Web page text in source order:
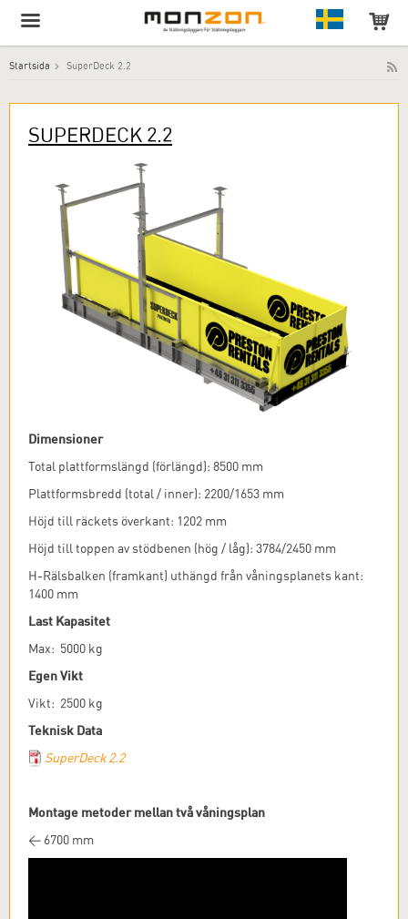
Startsida SuperDeck 2.2
SUPERDECK 2.2
Dimensioner
Total plattformslängd (förlängd): 8500 mm
Plattformsbredd (total / inner): 2200/1653 mm
Höjd till räckets överkant: 1202 mm
Höjd till toppen av stödbenen (hög / låg): 3784/2450 mm
H-Rälsbalken (framkant) uthängd från våningsplanets kant:
1400 mm
Last Kapasitet
Max: 5000 kg
Egen Vikt
Vikt: 2500 kg
Teknisk Data
SuperDeck 2.2
Montage metoder mellan två våningsplan
< 6700 mm